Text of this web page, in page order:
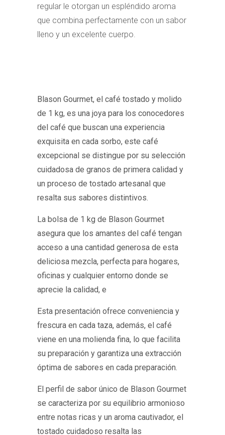
regular le otorgan un espléndido aroma
que combina perfectamente con un sabor
lleno y un excelente cuerpo.
Blason Gourmet, el café tostado y molido
de 1 kg, es una joya para los conocedores
del café que buscan una experiencia
exquisita en cada sorbo, este café
excepcional se distingue por su selección
cuidadosa de granos de primera calidad y
un proceso de tostado artesanal que
resalta sus sabores distintivos.
La bolsa de 1 kg de Blason Gourmet
asegura que los amantes del café tengan
acceso a una cantidad generosa de esta
deliciosa mezcla, perfecta para hogares,
oficinas y cualquier entorno donde se
aprecie la calidad, e
Esta presentación ofrece conveniencia y
frescura en cada taza, además, el café
viene en una molienda fina, lo que facilita
su preparación y garantiza una extracción
óptima de sabores en cada preparación.
El perfil de sabor único de Blason Gourmet
se caracteriza por su equilibrio armonioso
entre notas ricas y un aroma cautivador, el
tostado cuidadoso resalta las